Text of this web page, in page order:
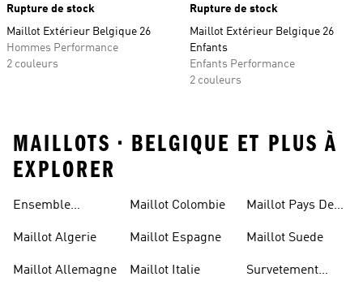
Rupture de stock
Maillot Extérieur Belgique 26
Hommes Performance
2 couleurs
Rupture de stock
Maillot Extérieur Belgique 26
Enfants
Enfants Performance
2 couleurs
MAILLOTS • BELGIQUE ET PLUS À
EXPLORER
Ensemble
Maillot Algerie
Maillot Allemagne
Maillot Colombie
Maillot Espagne
Maillot Italie
Maillot Pays De
Maillot Suede
Survetement